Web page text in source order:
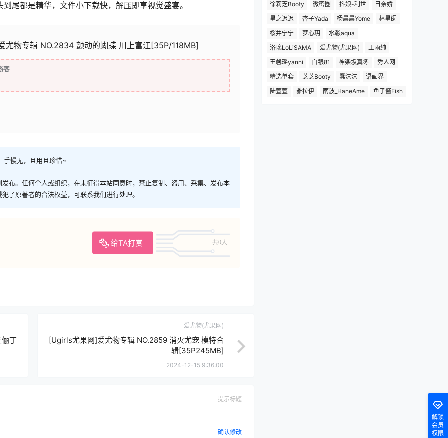
尾都是精华，文件小下载快，解压即享视觉盛宴。
尤物专辑 NO.2834 颤动的蝴蝶 川上富江[35P/118MB]
客
手慢无，且用且珍惜~
布。任何个人或组织，在未征得本站同意时，禁止复制、盗用、采集、发布本
了原著者的合法权益，可联系我们进行处理。
给TA打赏 共0人
丁
爱尤物(尤果网)
[Ugirls尤果网]爱尤物专辑 NO.2859 消火尤宠 模特合
辑[35P245MB]
2024-12-15 9:36:00
提示标题
确认修改
徐莉芝Booty
微密圈 抖娘-利世
日奈娇
星之迟迟
杏子Yada 杨晨晨Yome
林星阑
桜井宁宁
梦心玥
水淼aqua
洛璃LoLiSAMA
爱尤物(尤果网)
王雨纯
王馨瑶yanni
白银81 神楽坂真冬
秀人网
精选单套
芝芝Booty 蠢沫沫
语画界
陆萱萱
雅拉伊 雨波_HaneAme 鱼子酱Fish
解锁
会员
权限